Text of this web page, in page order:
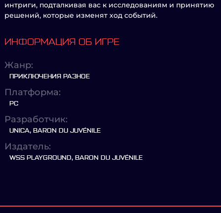
интриги, подталкивая вас к исследованиям и принятию
решений, которые изменят ход событий.
ИНФОРМАЦИЯ ОБ ИГРЕ
Жанр:
ПРИКЛЮЧЕНИЯ РАЗНОЕ
Платформа:
PC
Разработчик:
UNICA, BARON DU JUVÉNILE
Издатель:
WSS PLAYGROUND, BARON DU JUVÉNILE